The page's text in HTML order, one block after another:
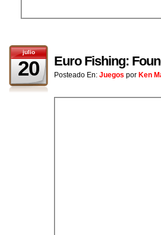
julio
20 Euro Fishing:
Posteado En: Juegos por Ken